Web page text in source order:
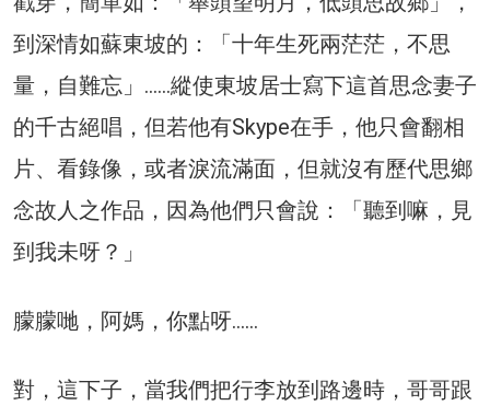
到深情如蘇東坡的：「十年生死兩茫茫，不思
量，自難忘」……縱使東坡居士寫下這首思念妻子
的千古絕唱，但若他有Skype在手，他只會翻相
片、看錄像，或者淚流滿面，但就沒有歷代思鄉
念故人之作品，因為他們只會說：「聽到嘛，見
到我未呀？」
朦朦哋，阿媽，你點呀……
對，這下子，當我們把行李放到路邊時，哥哥跟